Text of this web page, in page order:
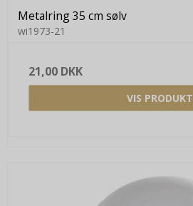
Metalring 35 cm sølv
wi1973-21
21,00 DKK
VIS PRODUKT